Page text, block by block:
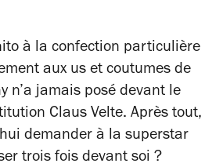
à la confection particulière
aux us et coutumes de
n’a jamais posé devant le
Claus Velte. Après tout,
demander à la superstar
trois fois devant soi ?